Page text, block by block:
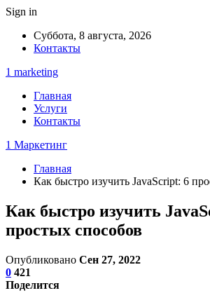
Sign in
Суббота, 8 августа, 2026
Контакты
1 marketing
Главная
Услуги
Контакты
1 Маркетинг
Главная
Как быстро изучить JavaScript: 6
Как быстро изучить
простых способов
Опубликовано Сен 27, 2022
0 421
Поделится